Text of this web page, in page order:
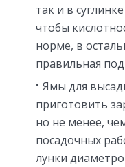
так и в
чтобы
норме, в
правильная
Ямы для
приготовить
но не менее,
посадочных
лунки